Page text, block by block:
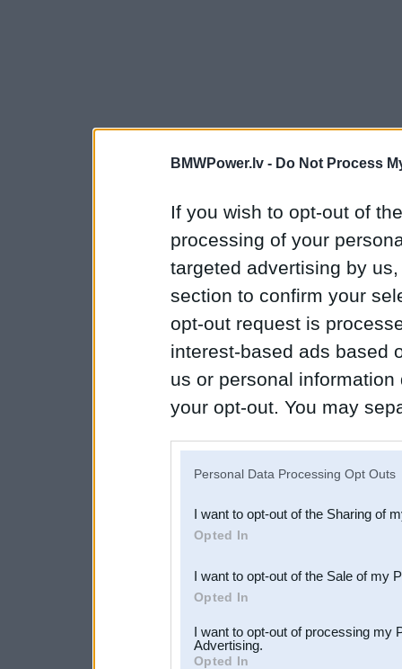
BMWPower.lv - Do Not Process
If you wish to opt-out of
processing of your
targeted advertising by
section to confirm your
opt-out request is
interest-based ads based
us or personal
your opt-out. You may
Downstream Participants
third parties.
Personal Data Processing Opt Outs
I want to opt-out of the Sharing of
Opted In
I want to opt-out of the Sale of my
Opted In
I want to opt-out of processing my
Advertising.
Opted In